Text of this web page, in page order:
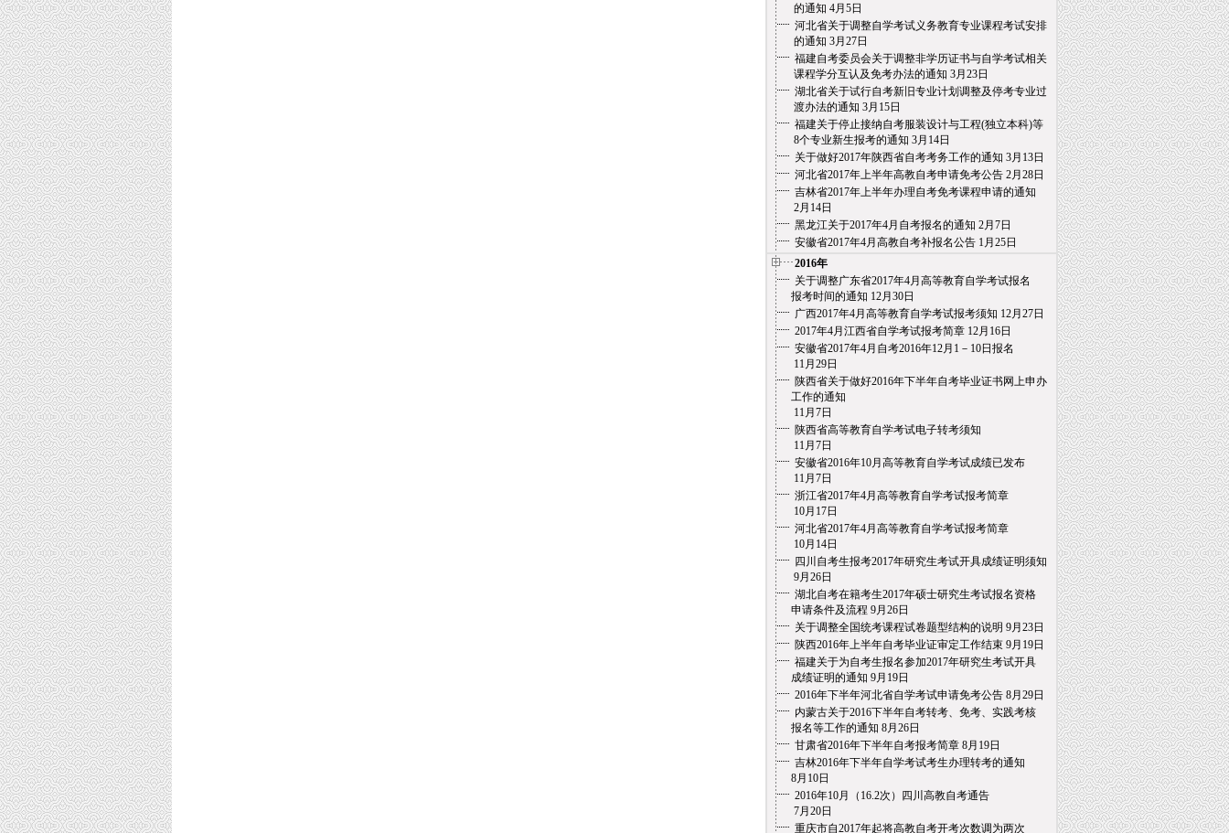
的通知 4月5日
河北省关于调整自学考试义务教育专业课程考试安排
的通知 3月27日
福建自考委员会关于调整非学历证书与自学考试相关
课程学分互认及免考办法的通知 3月23日
湖北省关于试行自考新旧专业计划调整及停考专业过
渡办法的通知 3月15日
福建关于停止接纳自考服装设计与工程(独立本科)等
8个专业新生报考的通知 3月14日
关于做好2017年陕西省自考考务工作的通知 3月13日
河北省2017年上半年高教自考申请免考公告2月28日
吉林省2017年上半年办理自考免考课程申请的通知
2月14日
黑龙江关于2017年4月自考报名的通知 2月7日
安徽省2017年4月高教自考补报名公告1月25日
2016年
关于调整广东省2017年4月高等教育自学考试报名
报考时间的通知 12月30日
广西2017年4月高等教育自学考试报考须知 12月27日
2017年4月江西省自学考试报考简章12月16日
安徽省2017年4月自考2016年12月1－10日报名
11月29日
陕西省关于做好2016年下半年自考毕业证书网上申办
工作的通知
11月7日
陕西省高等教育自学考试电子转考须知
11月7日
安徽省2016年10月高等教育自学考试成绩已发布
11月7日
浙江省2017年4月高等教育自学考试报考简章
10月17日
河北省2017年4月高等教育自学考试报考简章
10月14日
四川自考生报考2017年研究生考试开具成绩证明须知
9月26日
湖北自考在籍考生2017年硕士研究生考试报名资格
申请条件及流程 9月26日
关于调整全国统考课程试卷题型结构的说明 9月23日
陕西2016年上半年自考毕业证审定工作结束9月19日
福建关于为自考生报名参加2017年研究生考试开具
成绩证明的通知 9月19日
2016年下半年河北省自学考试申请免考公告8月29日
内蒙古关于2016下半年自考转考、免考、实践考核
报名等工作的通知 8月26日
甘肃省2016年下半年自考报考简章8月19日
吉林2016年下半年自学考试考生办理转考的通知
8月10日
2016年10月（16.2次）四川高教自考通告
7月20日
重庆市自2017年起将高教自考开考次数调为两次